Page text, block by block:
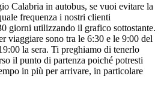
Calabria in autobus, se vuoi evitare la
frequenza i nostri clienti
giorni utilizzando il grafico sottostante.
viaggiare sono tra le 6:30 e le 9:00 del
la sera. Ti preghiamo di tenerlo
il punto di partenza poiché potresti
in più per arrivare, in particolare